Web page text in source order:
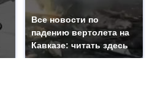
Все новости по
падению вертолета на
Кавказе: читать здесь